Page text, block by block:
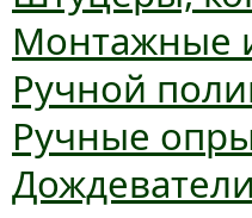
Монтажные
Ручной
Ручные